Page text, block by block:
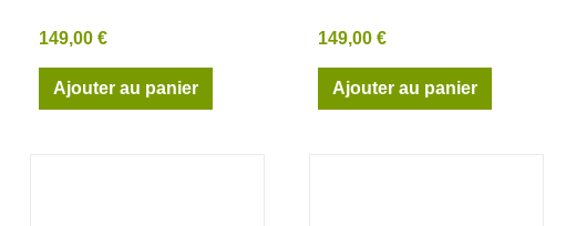
149,00 €
Ajouter au panier
149,00 €
Ajouter au panier